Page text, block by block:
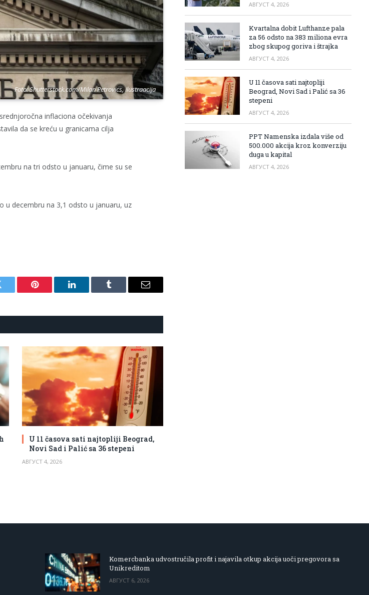
Foto: Shutterstock.com/Milan Petrovics, ilustraacija
inflaciona očekivanja
da se kreću u granicama cilja
na tri odsto u januaru, čime su se
u decembru na 3,1 odsto u januaru, uz
Pinterest LinkedIn Tumblr Email
U 11 časova sati najtopliji Beograd,
Novi Sad i Palić sa 36 stepeni
АВГУСТ 4, 2026
АВГУСТ 4, 2026
Kvartalna dobit Lufthanze pala
za 56 odsto na 383 miliona evra
zbog skupog goriva i štrajka
АВГУСТ 4, 2026
U 11 časova sati najtopliji
Beograd, Novi Sad i Palić sa 36
stepeni
АВГУСТ 4, 2026
PPT Namenska izdala više od
500.000 akcija kroz konverziju
duga u kapital
АВГУСТ 4, 2026
Komercbanka udvostručila profit i najavila otkup akcija uoči pregovora sa
Unikreditom
АВГУСТ 6, 2026